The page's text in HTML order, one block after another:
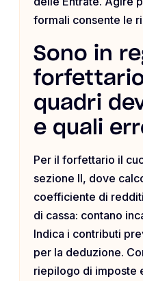
formali consente le
Sono in
quadri
e quali
Per il forfettario il
sezione II, dove
coefficiente di
di cassa: contano
Indica i contributi
per la deduzione.
riepilogo di imposte